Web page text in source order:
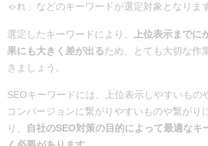
ゃれ」などのキーワードが選定対象となります
選定したキーワードにより、
上位表示まで
果にも大きく差が出るため、とても大切な作
きましょう。
SEOキーワードには、上位表示しやすいもの
コンバージョンに繋がりやすいものや繋がり
り、
自社のSEO対策の目的によって最適なキ